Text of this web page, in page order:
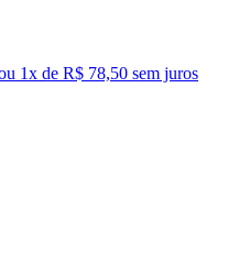
1x de R$ 78,50 sem juros